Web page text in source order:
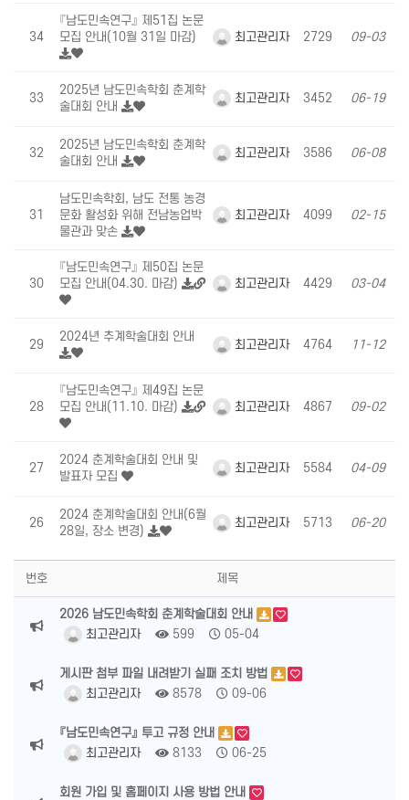
34
『남도민속연구』 제51집 논문
모집 안내(10월 31일 마감)
최고관리자 2729 09-03
33
2025년 남도민속학회 춘계학
술대회 안내
최고관리자 3452 06-19
32
2025년 남도민속학회 춘계학
술대회 안내
최고관리자 3586 06-08
31
남도민속학회, 남도 전통 농경
문화 활성화 위해 전남농업박
물관과 맞손
최고관리자 4099 02-15
30
『남도민속연구』 제50집 논문
모집 안내(04.30. 마감)
최고관리자 4429 03-04
29
2024년 추계학술대회 안내
최고관리자 4764 11-12
28
『남도민속연구』 제49집 논문
모집 안내(11.10. 마감)
최고관리자 4867 09-02
27
2024 춘계학술대회 안내 및
발표자 모집
최고관리자 5584 04-09
26
2024 춘계학술대회 안내(6월
28일, 장소 변경)
최고관리자 5713 06-20
번호 제목
2026 남도민속학회 춘계학술대회 안내
최고관리자
599 05-04
게시판 첨부 파일 내려받기 실패 조치 방법
최고관리자
8578 09-06
『남도민속연구』 투고 규정 안내
최고관리자
8133 06-25
회원 가입 및 홈페이지 사용 방법 안내